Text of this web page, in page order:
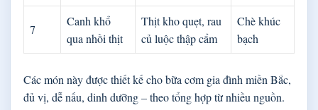
7
Canh khổ
qua nhồi thịt
Thịt kho quẹt, rau
củ luộc thập cẩm
Chè khúc
bạch
Các món này được thiết kế cho bữa cơm gia đình miền Bắc,
đủ vị, dễ nấu, dinh dưỡng – theo tổng hợp từ nhiều nguồn.